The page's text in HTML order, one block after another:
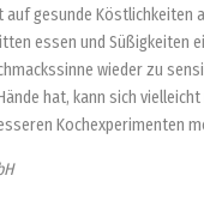
auf gesunde Köstlichkeiten
essen und Süßigkeiten
wieder zu
hat, kann sich
Kochexperimenten